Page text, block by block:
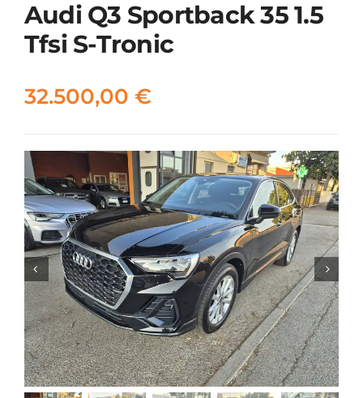
Audi Q3 Sportback 35 1.5
Tfsi S-Tronic
32.500,00 €
 